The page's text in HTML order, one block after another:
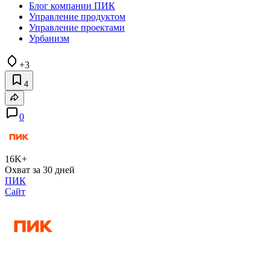
Блог компании ПИК
Управление продуктом
Управление проектами
Урбанизм
+3
4
0
16K+
Охват за 30 дней
ПИК
Сайт